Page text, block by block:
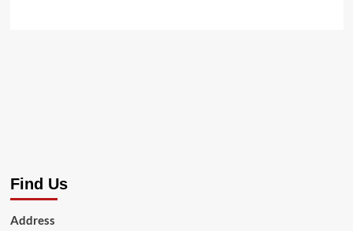
Find Us
Address